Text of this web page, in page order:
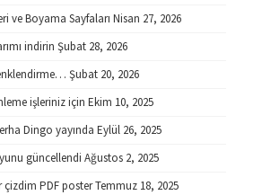
ve Boyama Sayfaları Nisan 27, 2026
indirin Şubat 28, 2026
Şubat 20, 2026
işleriniz için Ekim 10, 2025
Dingo yayında Eylül 26, 2025
güncellendi Ağustos 2, 2025
çizdim PDF posterTemmuz 18, 2025